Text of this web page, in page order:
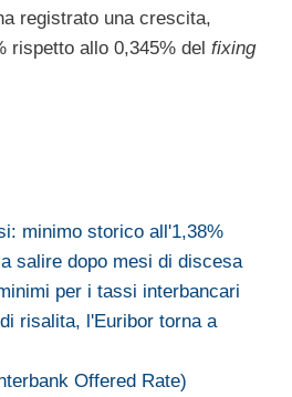
registrato una crescita,
rispetto allo 0,345% del fixing
minimo storico all'1,38%
salire dopo mesi di discesa
per i tassi interbancari
risalita, l'Euribor torna a
Offered Rate)